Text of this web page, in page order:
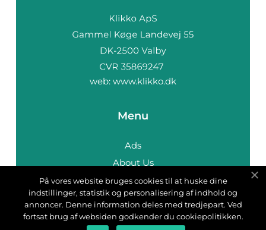
web: www.klikko.dk
Menu
Ads
About Us
Cookies
Contact
Sitemap
På vores website bruges cookies til at huske dine
indstillinger, statistik og personalisering af indhold og
annoncer. Denne information deles med tredjepart. Ved
fortsat brug af websiden godkender du cookiepolitikken.